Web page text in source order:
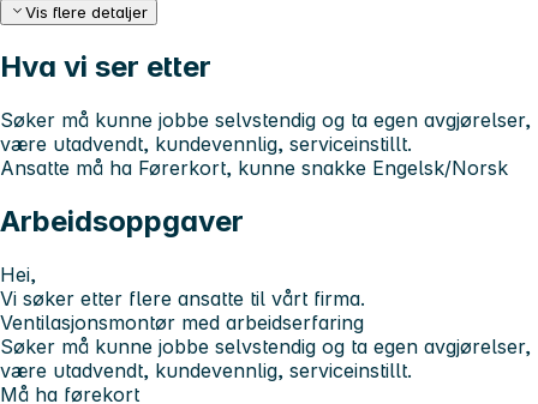
Vis flere detaljer
Hva vi ser etter
Søker må kunne jobbe selvstendig og ta egen avgjørelser,
være utadvendt, kundevennlig, serviceinstillt.
Ansatte må ha Førerkort, kunne snakke Engelsk/Norsk
Arbeidsoppgaver
Hei,
Vi søker etter flere ansatte til vårt firma.
Ventilasjonsmontør med arbeidserfaring
Søker må kunne jobbe selvstendig og ta egen avgjørelser,
være utadvendt, kundevennlig, serviceinstillt.
Må ha førekort